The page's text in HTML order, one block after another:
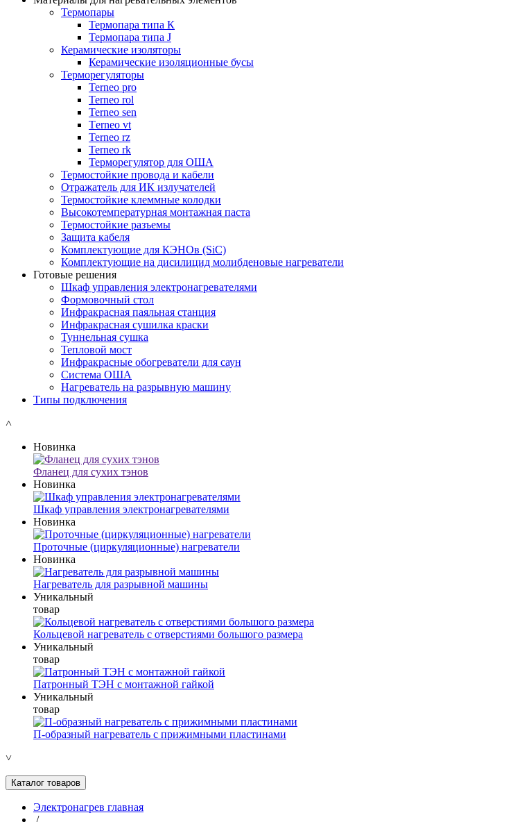
Термопары
Термопара типа К
Термопара типа J
Керамические изоляторы
Керамические изоляционные бусы
Терморегуляторы
Terneo pro
Terneo rol
Terneo sen
Тerneo vt
Terneo rz
Terneo rk
Терморегулятор для ОША
Термостойкие провода и кабели
Отражатель для ИК излучателей
Термостойкие клеммные колодки
Высокотемпературная монтажная паста
Термостойкие разъемы
Защита кабеля
Комплектующие для КЭНОв (SiC)
Комплектующие на дисилицид молибденовые нагреватели
Готовые решения
Шкаф управления электронагревателями
Формовочный стол
Инфракрасная паяльная станция
Инфракрасная сушилка краски
Туннельная сушка
Тепловой мост
Инфракрасные обогреватели для саун
Система ОША
Нагреватель на разрывную машину
Типы подключения
˄
Новинка
Фланец для сухих тэнов
Новинка
Шкаф управления электронагревателями
Новинка
Проточные (циркуляционные) нагреватели
Новинка
Нагреватель для разрывной машины
Уникальный
товар
Кольцевой нагреватель с отверстиями большого размера
Уникальный
товар
Патронный ТЭН с монтажной гайкой
Уникальный
товар
П-образный нагреватель с прижимными пластинами
˅
Каталог товаров
Электронагрев главная
/